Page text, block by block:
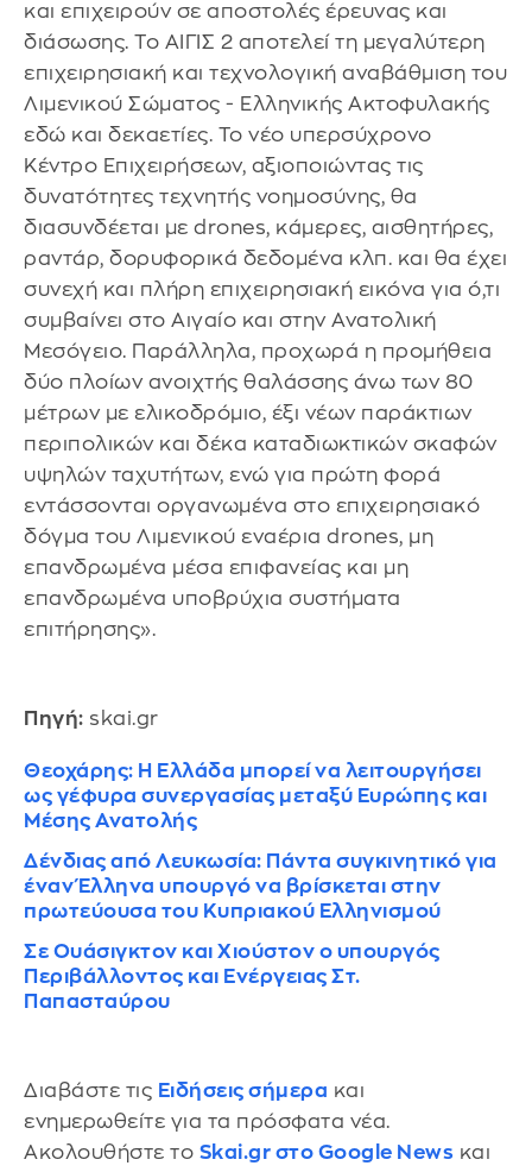
και επιχειρούν σε αποστολές έρευνας και
διάσωσης. Το ΑΙΓΙΣ 2 αποτελεί τη μεγαλύτερη
επιχειρησιακή και τεχνολογική αναβάθμιση του
Λιμενικού Σώματος - Ελληνικής Ακτοφυλακής
εδώ και δεκαετίες. Το νέο υπερσύχρονο
Κέντρο Επιχειρήσεων, αξιοποιώντας τις
δυνατότητες τεχνητής νοημοσύνης, θα
διασυνδέεται με drones, κάμερες, αισθητήρες,
ραντάρ, δορυφορικά δεδομένα κλπ. και θα έχει
συνεχή και πλήρη επιχειρησιακή εικόνα για ό,τι
συμβαίνει στο Αιγαίο και στην Ανατολική
Μεσόγειο. Παράλληλα, προχωρά η προμήθεια
δύο πλοίων ανοιχτής θαλάσσης άνω των 80
μέτρων με ελικοδρόμιο, έξι νέων παράκτιων
περιπολικών και δέκα καταδιωκτικών σκαφών
υψηλών ταχυτήτων, ενώ για πρώτη φορά
εντάσσονται οργανωμένα στο επιχειρησιακό
δόγμα του Λιμενικού εναέρια drones, μη
επανδρωμένα μέσα επιφανείας και μη
επανδρωμένα υποβρύχια συστήματα
επιτήρησης».
Πηγή: skai.gr
Θεοχάρης: Η Ελλάδα μπορεί να λειτουργήσει
ως γέφυρα συνεργασίας μεταξύ Ευρώπης και
Μέσης Ανατολής
Δένδιας από Λευκωσία: Πάντα συγκινητικό για
έναν Έλληνα υπουργό να βρίσκεται στην
πρωτεύουσα του Κυπριακού Ελληνισμού
Σε Ουάσιγκτον και Χιούστον ο υπουργός
Περιβάλλοντος και Ενέργειας Στ.
Παπασταύρου
Διαβάστε τις Ειδήσεις σήμερα και
ενημερωθείτε για τα πρόσφατα νέα.
Ακολουθήστε το Skai.gr στο Google News και